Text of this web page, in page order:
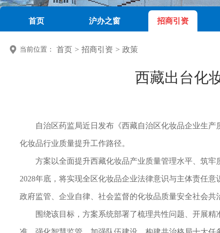
首页 沪办之窗 招商引资
当前位置： 首页 > 招商引资 > 政策
西藏出台化
自治区药监局近日发布《西藏自治区化妆品企业生
化妆品行业质量提升工作路径。
方案以全面提升西藏化妆品产业质量管理水平、筑
2028年底，将实现全区化妆品企业法律意识与主体责任
政府监管、企业自律、社会监督的化妆品质量安全社会共
围绕该目标，方案系统部署了梳理共性问题、开展